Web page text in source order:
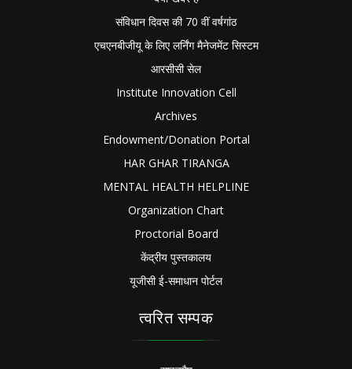
संविधान दिवस की 70 वीं वर्षगांठ
एचएनबीजीयू के लिए लर्निंग मैनेजमेंट सिस्टम
आरसीसी सेल
Institute Innovation Cell
Archives
Endowment/Donation Portal
HAR GHAR TIRANGA
MENTAL HEALTH HELPLINE
Organization Chart
Proctorial Board
केंद्रीय पुस्तकालय
यूजीसी ई-समाधान पोर्टल
त्वरित सम्पक